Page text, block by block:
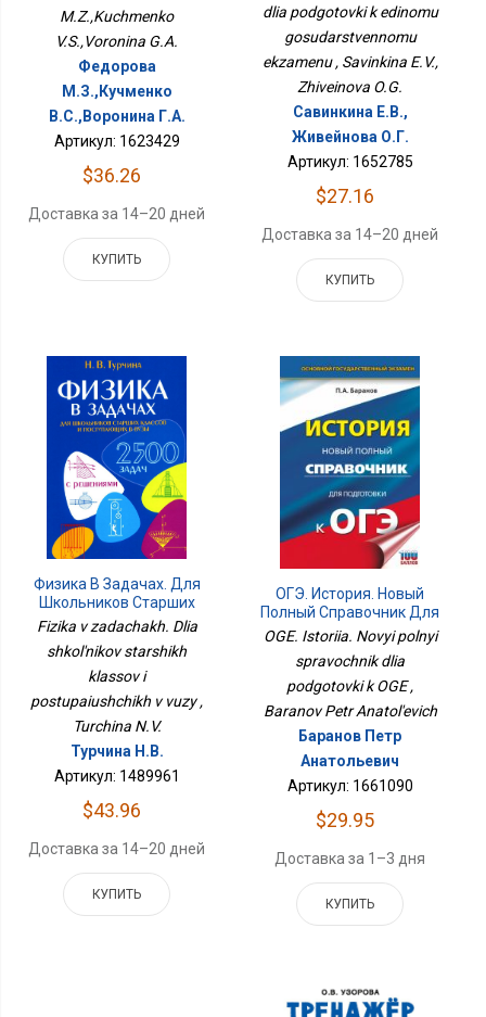
M.Z.,Kuchmenko
V.S.,Voronina G.A.
Федорова
М.З.,Кучменко
В.С.,Воронина Г.А.
Артикул: 1623429
$36.26
Доставка за 14–20 дней
КУПИТЬ
Государственному
Экзамену
dlia podgotovki k edinomu
gosudarstvennomu
ekzamenu , Savinkina E.V.,
Zhiveinova O.G.
Савинкина Е.В.,
Живейнова О.Г.
Артикул: 1652785
$27.16
Доставка за 14–20 дней
КУПИТЬ
Физика В Задачах. Для
Школьников Старших
Классов И Поступающих
Fizika v zadachakh. Dlia
shkol'nikov starshikh
klassov i
postupaiushchikh v vuzy ,
Turchina N.V.
Турчина Н.В.
Артикул: 1489961
$43.96
Доставка за 14–20 дней
КУПИТЬ
ОГЭ. История. Новый
Полный Справочник Для
Подготовки К ОГЭ
OGE. Istoriia. Novyi polnyi
spravochnik dlia
podgotovki k OGE ,
Baranov Petr Anatol'evich
Баранов Петр
Анатольевич
Артикул: 1661090
$29.95
Доставка за 1–3 дня
КУПИТЬ